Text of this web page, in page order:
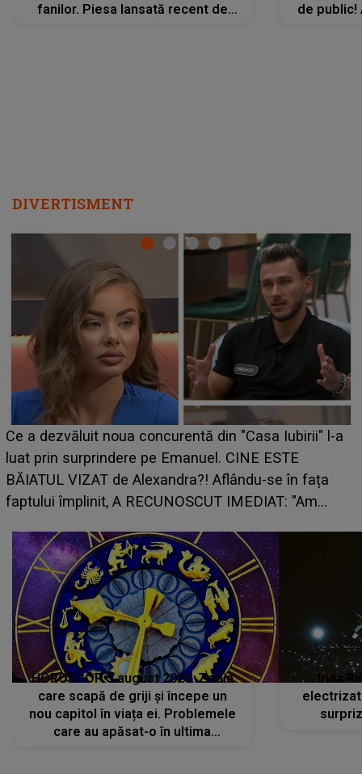
fanilor. Piesa lansată recent de
de public!
DIVERTISMENT
HOROSCOP 7 august 2026. Zodia care intră într-o
perioadă marcată de încercări. Problemele se adună
din toate părțile, iar o veste neașteptată îi dă planurile
peste cap
HOROSCOP 5 august 2026. Zodia
care scapă de griji și începe un
nou capitol în viața ei. Problemele
care au apăsat-o în ultima
Irina